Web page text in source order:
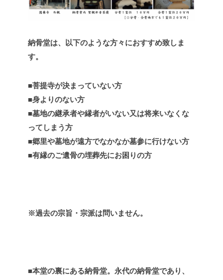
納骨堂は、以下のような方々におすすめ致しま
す。
■菩提寺が決まっていない方
■身よりのない方
■墓地の継承者や縁者がいない又は将来いなくな
ってしまう方
■郷里や墓地が遠方でなかなか墓参に行けない方
■有縁のご遺骨の埋葬先にお困りの方
※過去の宗旨・宗派は問いません。
■本堂の裏にある納骨堂。永代の納骨堂であり、